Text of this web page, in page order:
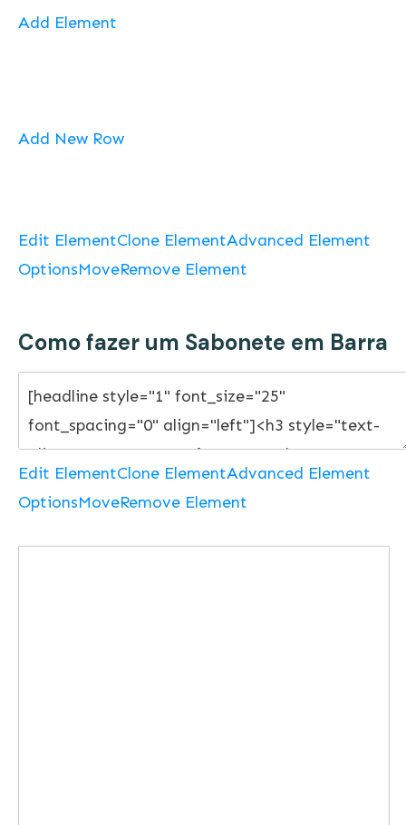
Add Element
Add New Row
Edit ElementClone ElementAdvanced Element
OptionsMoveRemove Element
Como fazer um Sabonete em Barra
Edit ElementClone ElementAdvanced Element
OptionsMoveRemove Element